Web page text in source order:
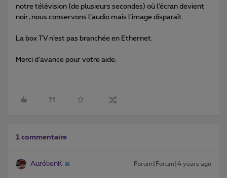
notre télévision (de plusieurs secondes) où l’écran devient
noir, nous conservons l’audio mais l’image disparaît.
La box TV n’est pas branchée en Ethernet.
Merci d’avance pour votre aide.
1 commentaire
AurélienK Forum|Forum|4 years ago